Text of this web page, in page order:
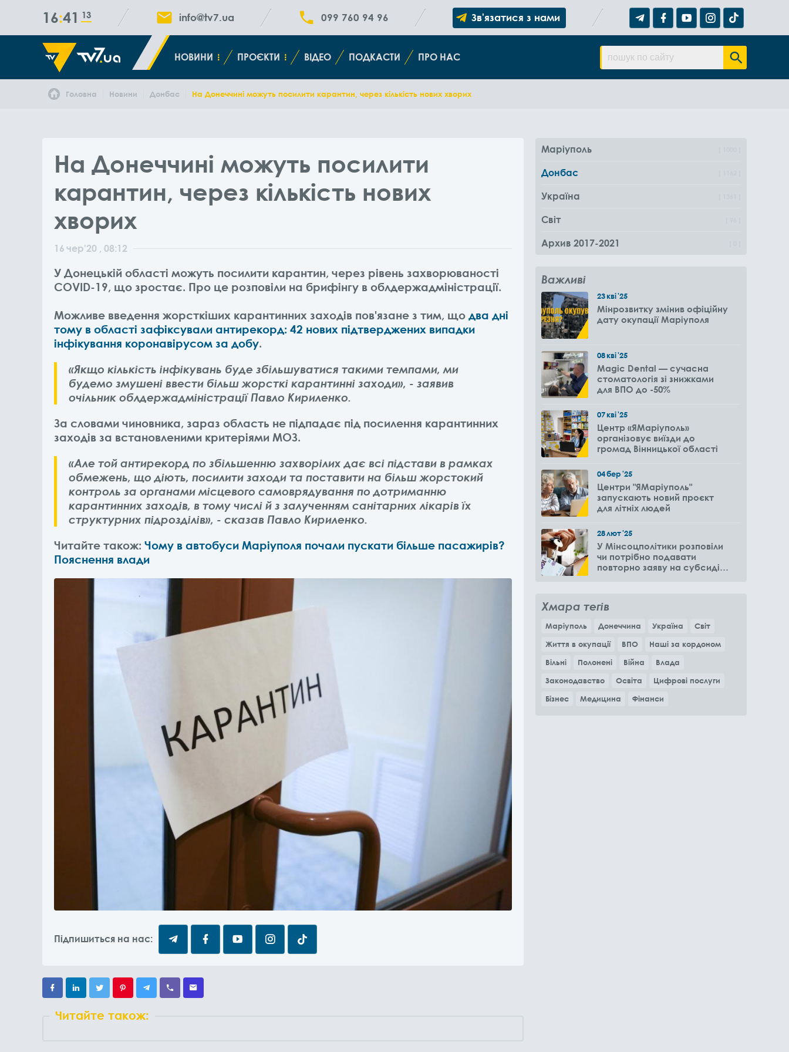
16 41 13 info@tv7.ua 099 760 94 96 Зв'язатися з нами
НОВИНИ ПРОЄКТИ ВІДЕО ПОДКАСТИ ПРО НАС
Головна Новини Донбас На Донеччині можуть посилити карантин, через кількість нових хворих
На Донеччині можуть посилити
карантин, через кількість нових
хворих
16 чер'20 , 08:12
У Донецькій області можуть посилити карантин, через рівень захворюваності
COVID-19, що зростає. Про це розповіли на брифінгу в облдержадміністрації.
Можливе введення жорсткіших карантинних заходів пов'язане з тим, що два дні
тому в області зафіксували антирекорд: 42 нових підтверджених випадки
інфікування коронавірусом за добу.
«Якщо кількість інфікувань буде збільшуватися такими темпами, ми
будемо змушені ввести більш жорсткі карантинні заходи», - заявив
очільник облдержадміністрації Павло Кириленко.
За словами чиновника, зараз область не підпадає під посилення карантинних
заходів за встановленими критеріями МОЗ.
«Але той антирекорд по збільшенню захворілих дає всі підстави в рамках
обмежень, що діють, посилити заходи та поставити на більш жорстокий
контроль за органами місцевого самоврядування по дотриманню
карантинних заходів, в тому числі й з залученням санітарних лікарів їх
структурних підрозділів», - сказав Павло Кириленко.
Читайте також: Чому в автобуси Маріуполя почали пускати більше пасажирів?
Пояснення влади
Підпишиться на нас:
Читайте також:
Маріуполь
Донбас
Україна
Світ
Архив 2017-2021
Важливі
23кві'25
Мінрозвитку змінив офіційну
дату окупації Маріуполя
08кві'25
Magic Dental — сучасна
стоматологія зі знижками
для ВПО до -50%
07кві'25
Центр «ЯМаріуполь»
організовує виїзди до
громад Вінницької області
04бер'25
Центри "ЯМаріуполь"
запускають новий проєкт
для літніх людей
28лют'25
У Мінсоцполітики розповіли
чи потрібно подавати
повторно заяву на субсидію
Хмара тегів
Маріуполь Донеччина Україна
Світ
Життя в окупації
ВПО
Наші за кордоном
Вільні
Полонені Війна
Влада
Законодавство
Освіта
Цифрові послуги
Бізнес
Медицина Фінанси